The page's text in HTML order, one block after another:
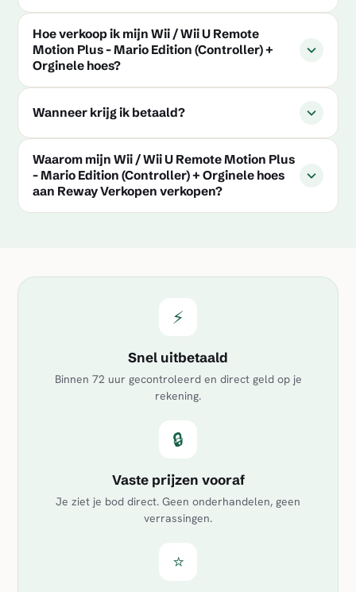
Hoe verkoop ik mijn Wii / Wii U Remote
Motion Plus - Mario Edition (Controller) +
Orginele hoes?
Wanneer krijg ik betaald?
Waarom mijn Wii / Wii U Remote Motion Plus
- Mario Edition (Controller) + Orginele hoes
aan Reway Verkopen verkopen?
⚡
Snel uitbetaald
Binnen 72 uur gecontroleerd en direct geld op je
rekening.
🔒
Vaste prijzen vooraf
Je ziet je bod direct. Geen onderhandelen, geen
verrassingen.
⭐